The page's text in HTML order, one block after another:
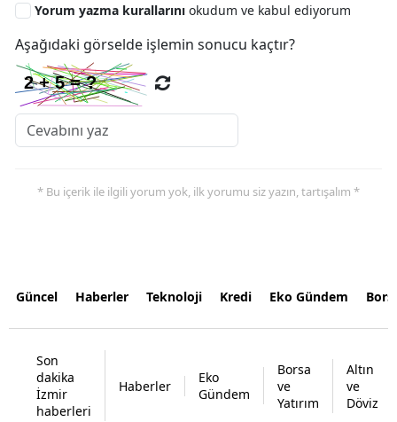
Yorum yazma kurallarını okudum ve kabul ediyorum
Aşağıdaki görselde işlemin sonucu kaçtır?
* Bu içerik ile ilgili yorum yok, ilk yorumu siz yazın, tartışalım *
Güncel Haberler Teknoloji Kredi Eko Gündem
Son
dakika
İzmir
haberleri
Haberler
Eko
Gündem
Borsa
ve
Yatırım
Altın
ve
Döviz